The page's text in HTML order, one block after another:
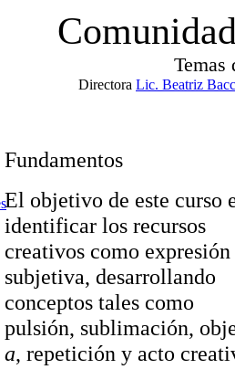
Temas
Directora Lic. Beatriz
Fundamentos
El objetivo de este curso
identificar los recursos
creativos como expresión
subjetiva, desarrollando
conceptos tales como
pulsión, sublimación,
a, repetición y acto